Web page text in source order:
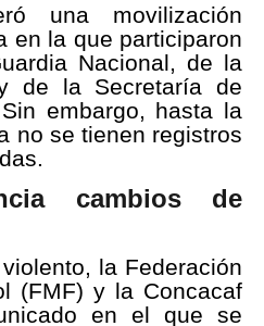
una movilización
en la que participaron
Nacional, de la
de la Secretaría de
embargo, hasta la
no se tienen registros
cambios de
la Federación
(FMF) y la Concacaf
en el que se